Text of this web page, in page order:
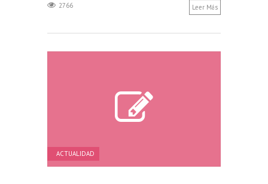
2766 Leer Más
ACTUALIDAD